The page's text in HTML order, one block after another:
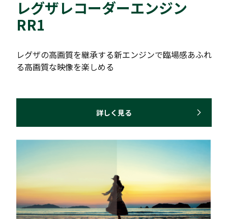
レグザレコーダーエンジン
RR1
レグザの高画質を継承する新エンジンで臨場感あふれ
る高画質な映像を楽しめる
詳しく見る